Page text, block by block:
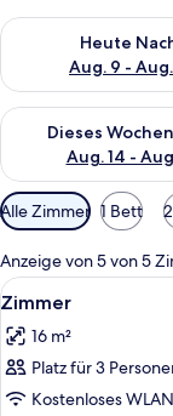
Heute
Aug. 9 -
Überprüfe die
Dieses
Aug. 14 -
Überprüfe die
Verfügbare
Filter
für
Zimmer
Alle Zimmer 1 Bett
Anzeige von 5 von 5
Alle
Fotos
für
Zimmer
anzeigen
7
Zimmer
16 m²
Platz für 3
Kostenloses WLAN